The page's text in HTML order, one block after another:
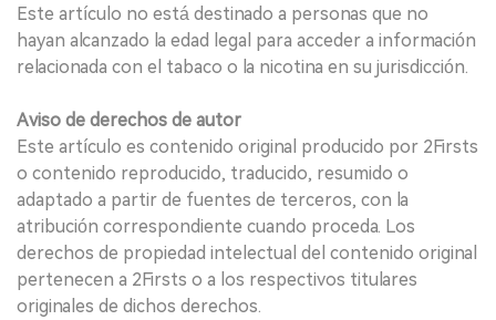
Este artículo no está destinado a personas que no
hayan alcanzado la edad legal para acceder a información
relacionada con el tabaco o la nicotina en su jurisdicción.
Aviso de derechos de autor
Este artículo es contenido original producido por 2Firsts
o contenido reproducido, traducido, resumido o
adaptado a partir de fuentes de terceros, con la
atribución correspondiente cuando proceda. Los
derechos de propiedad intelectual del contenido original
pertenecen a 2Firsts o a los respectivos titulares
originales de dichos derechos.